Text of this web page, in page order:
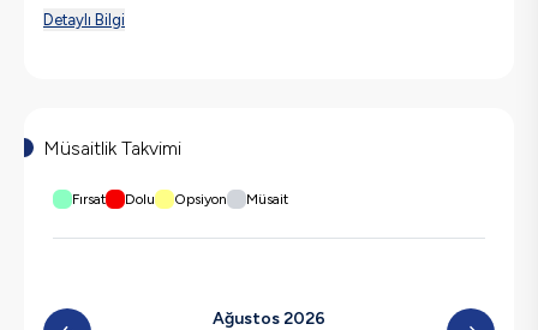
Detaylı Bilgi
Müsaitlik Takvimi
Fırsat Dolu Opsiyon Müsait
Ağustos 2026